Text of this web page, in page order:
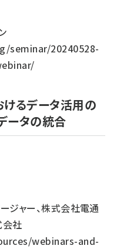
seminar/20240528-
けるデータ活用の
ータの統合
ジャー、株式会社電通
会社
webinars-and-